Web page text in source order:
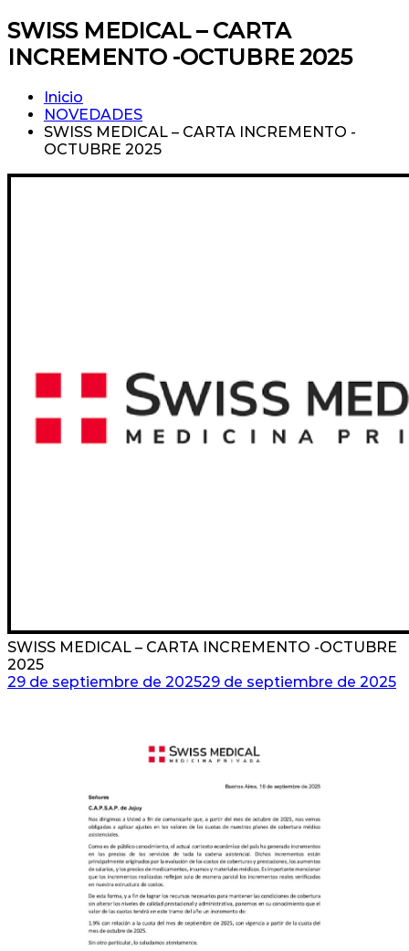
SWISS MEDICAL – CARTA
INCREMENTO -OCTUBRE 2025
Inicio
NOVEDADES
SWISS MEDICAL – CARTA INCREMENTO -
OCTUBRE 2025
SWISS MEDICAL – CARTA INCREMENTO -OCTUBRE
2025
29 de septiembre de 202529 de septiembre de 2025